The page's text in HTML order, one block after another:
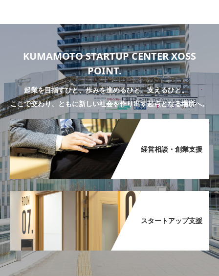
KUMAMOTO STARTUP CENTER XOSS
POINT.
起業を目指すひと、歩みを進めるひと、支えるひと。
ここで交わり、ともに新しい社会を作り出す起点となる場所へ。
経営相談・創業支援​
スタートアップ支援​